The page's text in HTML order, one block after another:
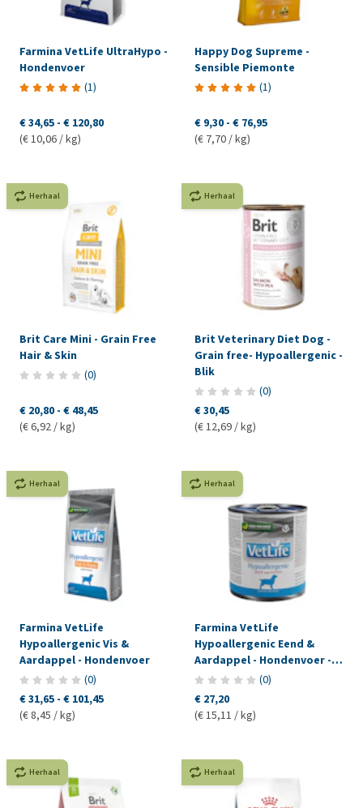
Farmina VetLife UltraHypo -
Hondenvoer
(1)
€ 34,65 - € 120,80
(€ 10,06 / kg)
Happy Dog Supreme -
Sensible Piemonte
(1)
€ 9,30 - € 76,95
(€ 7,70 / kg)
Herhaal
Brit Care Mini - Grain Free
Hair & Skin
(0)
€ 20,80 - € 48,45
(€ 6,92 / kg)
Herhaal
Brit Veterinary Diet Dog -
Grain free- Hypoallergenic -
Blik
(0)
€ 30,45
(€ 12,69 / kg)
Herhaal
Farmina VetLife
Hypoallergenic Vis &
Aardappel - Hondenvoer
(0)
€ 31,65 - € 101,45
(€ 8,45 / kg)
Herhaal
Farmina VetLife
Hypoallergenic Eend &
Aardappel - Hondenvoer -
Blik
(0)
€ 27,20
(€ 15,11 / kg)
Herhaal Herhaal